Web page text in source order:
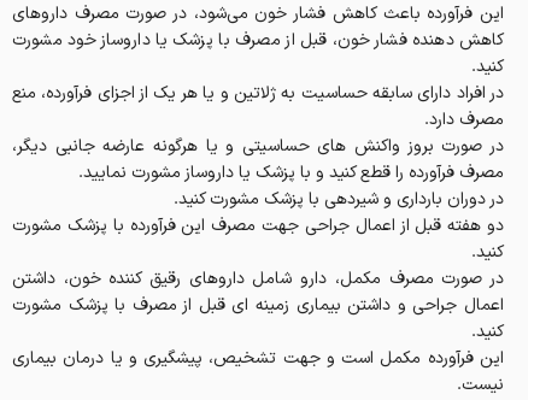
این فرآورده باعث کاهش فشار خون می‌شود، در صورت مصرف داروهای
کاهش دهنده فشار خون، قبل از مصرف با پزشک یا داروساز خود مشورت
کنید.
در افراد دارای سابقه حساسیت به ژلاتین و یا هر یک از اجزای فرآورده، منع
مصرف دارد.
در صورت بروز واکنش های حساسیتی و یا هرگونه عارضه جانبی دیگر،
مصرف فرآورده را قطع کنید و با پزشک یا داروساز مشورت نمایید.
در دوران بارداری و شیردهی با پزشک مشورت کنید.
دو هفته قبل از اعمال جراحی جهت مصرف این فرآورده با پزشک مشورت
کنید.
در صورت مصرف مکمل، دارو شامل داروهای رقیق کننده خون، داشتن
اعمال جراحی و داشتن بیماری زمینه ای قبل از مصرف با پزشک مشورت
کنید.
این فرآورده مکمل است و جهت تشخیص، پیشگیری و یا درمان بیماری
نیست.